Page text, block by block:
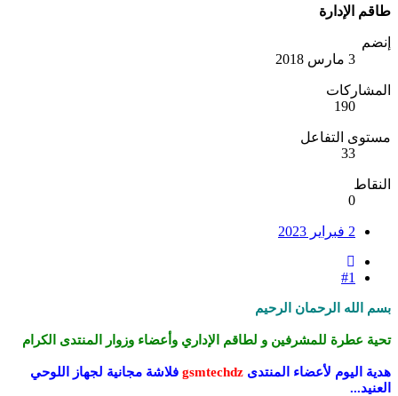
طاقم الإدارة
إنضم
3 مارس 2018
المشاركات
190
مستوى التفاعل
33
النقاط
0
2 فبراير 2023
#1
بسم الله الرحمان الرحيم
تحية عطرة للمشرفين و لطاقم الإداري وأعضاء وزوار المنتدى الكرام
هدية اليوم لأعضاء المنتدى gsmtechdz فلاشة مجانية لجهاز اللوحي
العنيد...